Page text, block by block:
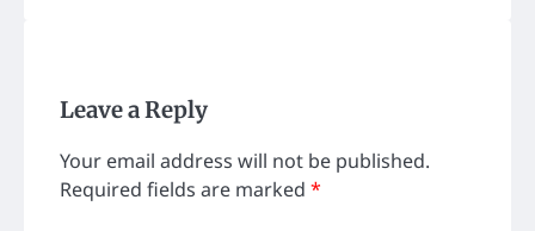
Leave a Reply
Your email address will not be published.
Required fields are marked *